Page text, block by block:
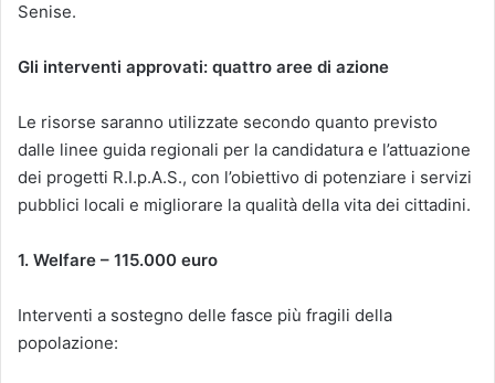
Senise.
Gli interventi approvati: quattro aree di azione
Le risorse saranno utilizzate secondo quanto previsto
dalle linee guida regionali per la candidatura e l’attuazione
dei progetti R.I.p.A.S., con l’obiettivo di potenziare i servizi
pubblici locali e migliorare la qualità della vita dei cittadini.
1. Welfare – 115.000 euro
Interventi a sostegno delle fasce più fragili della
popolazione: